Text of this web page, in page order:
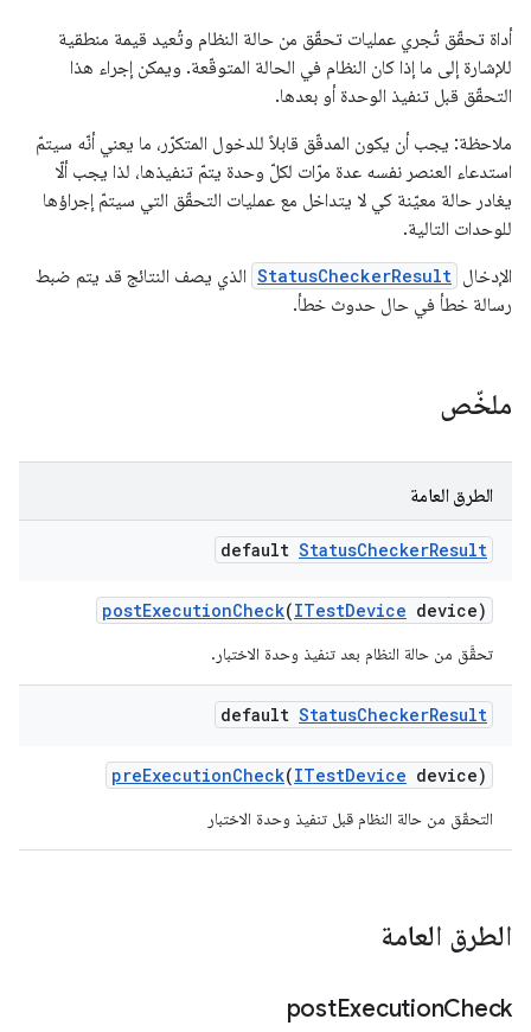
أداة تحقّق تُجري عمليات تحقّق من حالة النظام وتُعيد قيمة منطقية
للإشارة إلى ما إذا كان النظام في الحالة المتوقّعة. ويمكن إجراء هذا
التحقّق قبل تنفيذ الوحدة أو بعدها.
ملاحظة: يجب أن يكون المدقّق قابلاً للدخول المتكرّر، ما يعني أنّه سيتمّ
استدعاء العنصر نفسه عدة مرّات لكلّ وحدة يتمّ تنفيذها، لذا يجب ألّا
يغادر حالة معيّنة كي لا يتداخل مع عمليات التحقّق التي سيتمّ إجراؤها
للوحدات التالية.
الإدخال StatusCheckerResult الذي يصف النتائج قد يتم ضبط
رسالة خطأ في حال حدوث خطأ.
ملخّص
الطرق العامة
default StatusCheckerResult
postExecutionCheck(ITestDevice device)
تحقَّق من حالة النظام بعد تنفيذ وحدة الاختبار.
default StatusCheckerResult
preExecutionCheck(ITestDevice device)
التحقّق من حالة النظام قبل تنفيذ وحدة الاختبار
الطرق العامة
postExecutionCheck